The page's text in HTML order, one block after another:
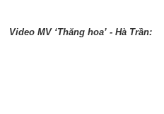
Video MV ‘Thăng hoa’ - Hà Trần: